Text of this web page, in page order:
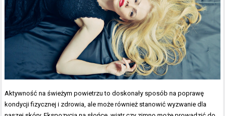
Aktywność na świeżym powietrzu to doskonały sposób na poprawę
kondycji fizycznej i zdrowia, ale może również stanowić wyzwanie dla